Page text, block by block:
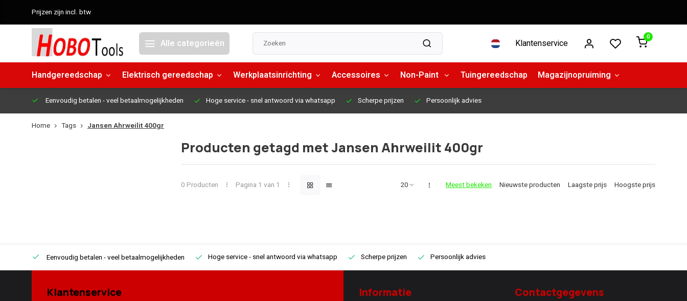
Prijzen zijn incl. btw
Alle categorieën Klantenservice
0
Handgereedschap Elektrisch gereedschap Werkplaatsinrichting Accessoires Non-Paint Tuingereedschap Magazijnopruiming
Eenvoudig betalen - veel betaalmogelijkheden Hoge service- snel antwoord via whatsapp Scherpe prijzen Persoonlijk advies
Home Tags Jansen Ahrweilit 400gr
Producten getagd met Jansen Ahrweilit 400gr
0 Producten Pagina 1 van 1 Meest bekeken Nieuwste producten Laagste prijs Hoogste prijs
Eenvoudig betalen - veel betaalmogelijkheden Hoge service- snel antwoord via whatsapp Scherpe prijzen Persoonlijk advies
Klantenservice Informatie Contactgegevens